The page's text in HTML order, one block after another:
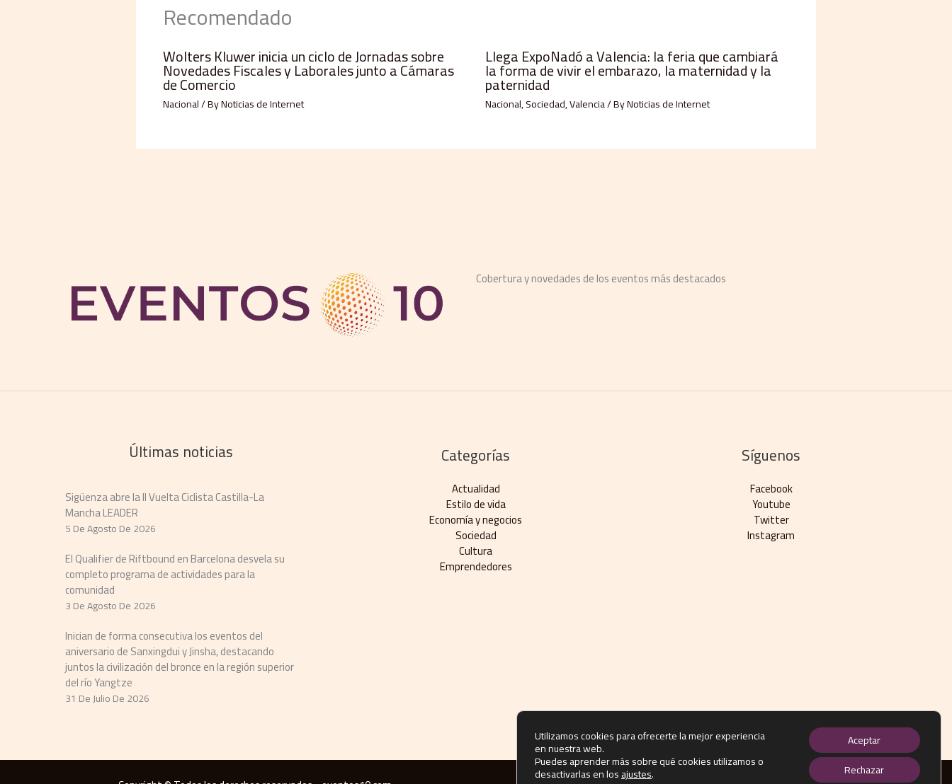
Recomendado
Wolters Kluwer inicia un ciclo de Jornadas sobre
Novedades Fiscales y Laborales junto a Cámaras
de Comercio
Nacional/ ByNoticias de Internet
Llega ExpoNadó a Valencia: la feria que cambiará
la forma de vivir el embarazo, la maternidad y la
paternidad
Nacional,Sociedad,Valencia/ ByNoticias de Internet
Cobertura y novedades de los eventos más destacados
Últimas noticias
Sigüenza abre la II Vuelta Ciclista Castilla-La
Mancha LEADER
5 De Agosto De 2026
El Qualifier de Riftbound en Barcelona desvela su
completo programa de actividades para la
comunidad
3 De Agosto De 2026
Inician de forma consecutiva los eventos del
aniversario de Sanxingdui y Jinsha, destacando
juntos la civilización del bronce en la región superior
del río Yangtze
31 De Julio De 2026
Categorías
Actualidad
Estilo de vida
Economía y negocios​
Sociedad
Cultura
Emprendedores
Síguenos
Facebook
Youtube
Twitter
Instagram
Utilizamos cookies para ofrecerte la mejor experiencia
en nuestra web.
Puedes aprender más sobre qué cookies utilizamos o
desactivarlas en losajustes.
Aceptar
Rechazar